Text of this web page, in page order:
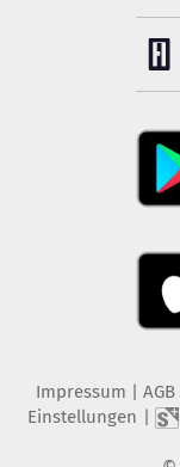
Impressum | AGB
Einstellungen |